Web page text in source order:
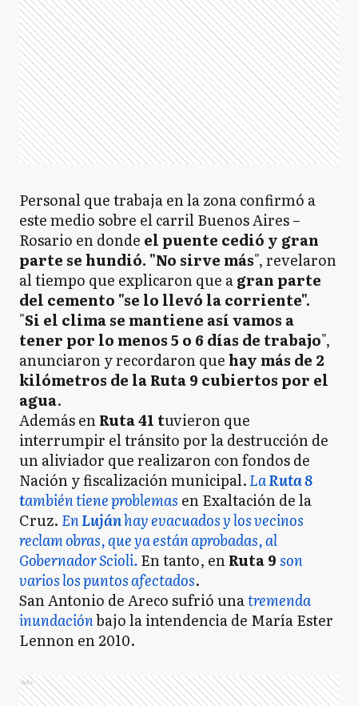
Personal que trabaja en la zona confirmó a
este medio sobre el carril Buenos Aires –
Rosario en donde el puente cedió y gran
parte se hundió. "No sirve más", revelaron
al tiempo que explicaron que agran parte
del cemento "se lo llevó la corriente".
"Si el clima se mantiene así vamos a
tener por lo menos 5 o 6 días de trabajo",
anunciaron y recordaron que hay más de 2
kilómetros de la Ruta 9 cubiertos por el
agua.
Además enRuta 41 tuvieron que
interrumpir el tránsito por la destrucción de
un aliviador que realizaron con fondos de
Nación y fiscalización municipal.LaRuta 8
también tiene problemas en Exaltación de la
Cruz. EnLujánhay evacuados y los vecinos
reclam obras, que ya están aprobadas, al
Gobernador Scioli.En tanto, enRuta 9son
varios los puntos afectados.
San Antonio de Areco sufrió unatremenda
inundaciónbajo la intendencia de María Ester
Lennon en 2010.
Ads